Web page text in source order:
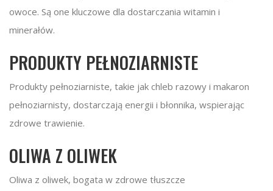
owoce. Są one kluczowe dla dostarczania witamin i
minerałów.
PRODUKTY PEŁNOZIARNISTE
Produkty pełnoziarniste, takie jak chleb razowy i makaron
pełnoziarnisty, dostarczają energii i błonnika, wspierając
zdrowe trawienie.
OLIWA Z OLIWEK
Oliwa z oliwek, bogata w zdrowe tłuszcze